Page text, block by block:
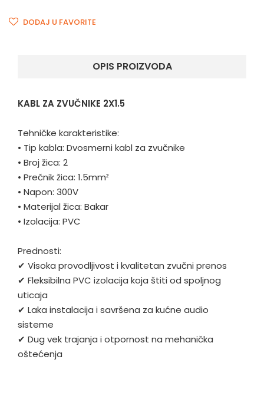
DODAJ U FAVORITE
OPIS PROIZVODA
KABL ZA ZVUČNIKE 2X1.5
Tehničke karakteristike:
• Tip kabla: Dvosmerni kabl za zvučnike
• Broj žica: 2
• Prečnik žica: 1.5mm²
• Napon: 300V
• Materijal žica: Bakar
• Izolacija: PVC
Prednosti:
✔ Visoka provodljivost i kvalitetan zvučni prenos
✔ Fleksibilna PVC izolacija koja štiti od spoljnog
uticaja
✔ Laka instalacija i savršena za kućne audio
sisteme
✔ Dug vek trajanja i otpornost na mehanička
oštećenja